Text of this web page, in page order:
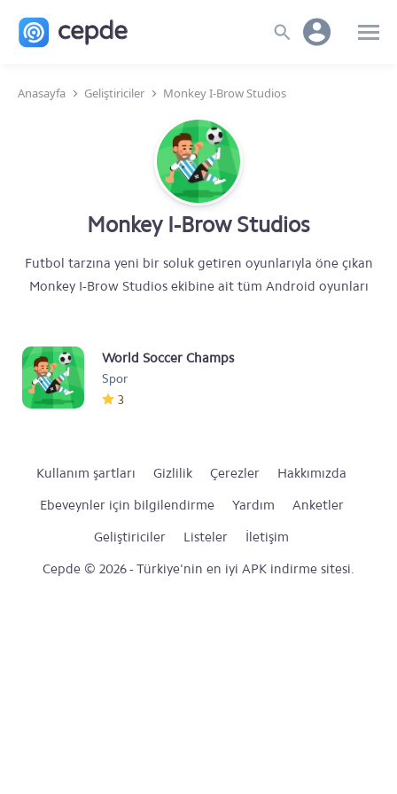
Anasayfa Geliştiriciler Monkey I-Brow Studios
Monkey I-Brow Studios
Futbol tarzına yeni bir soluk getiren oyunlarıyla öne çıkan
Monkey I-Brow Studios ekibine ait tüm Android oyunları
World Soccer Champs
Spor
3
Kullanım şartları Gizlilik Çerezler
Hakkımızda
Ebeveynler için bilgilendirme
Yardım
Anketler
Geliştiriciler
Listeler
İletişim
Cepde © 2026 - Türkiye'nin en iyi APK indirme sitesi.